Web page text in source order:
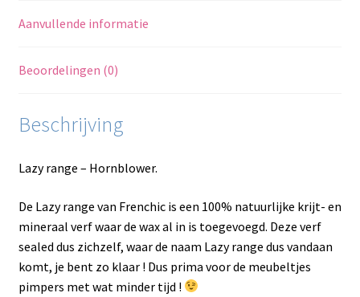
Aanvullende informatie
Beoordelingen (0)
Beschrijving
Lazy range – Hornblower.
De Lazy range van Frenchic is een 100% natuurlijke krijt- en
mineraal verf waar de wax al in is toegevoegd. Deze verf
sealed dus zichzelf, waar de naam Lazy range dus vandaan
komt, je bent zo klaar ! Dus prima voor de meubeltjes
pimpers met wat minder tijd !